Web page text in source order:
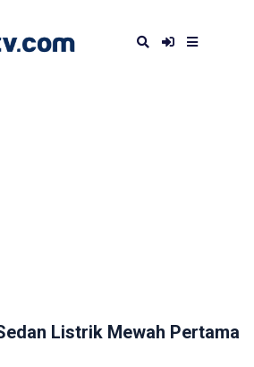
Listrik Mewah Pertama